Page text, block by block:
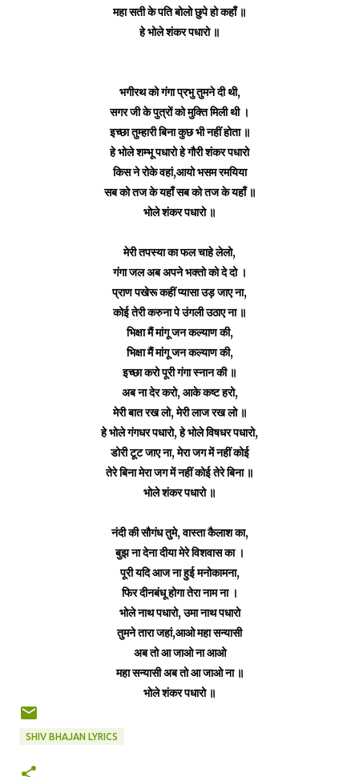
महा सती के पति बोलो छुपे हो कहाँ ॥
हे भोले शंकर पधारो ॥
भगीरथ को गंगा प्रभु तुमने दी थी,
सगर जी के पुत्रों को मुक्ति मिली थी ।
इच्छा तुम्हारी बिना कुछ भी नहीं होता ॥
हे भोले शम्भू पधारो हे गौरी शंकर पधारो
किस ने रोके वहां,आयो भसम रमयिया
सब को तज के यहाँ सब को तज के यहाँ ॥
भोले शंकर पधारो ॥
मेरी तपस्या का फल चाहे लेलो,
गंगा जल अब अपने भक्तो को दे दो ।
प्राण पखेरू कहीं प्यासा उड़ जाए ना,
कोई तेरी करुना पे उंगली उठाए ना ॥
भिक्षा मैं मांगू जन कल्याण की,
भिक्षा मैं मांगू जन कल्याण की,
इच्छा करो पूरी गंगा स्नान की ॥
अब ना देर करो, आके कष्ट हरो,
मेरी बात रख लो, मेरी लाज रख लो ॥
हे भोले गंगधर पधारो, हे भोले विषधर पधारो,
डोरी टूट जाए ना, मेरा जग में नहीं कोई
तेरे बिना मेरा जग में नहीं कोई तेरे बिना ॥
भोले शंकर पधारो ॥
नंदी की सौगंध तुमे, वास्ता कैलाश का,
बुझ ना देना दीया मेरे विशवास का ।
पूरी यदि आज ना हुई मनोकामना,
फिर दीनबंधू होगा तेरा नाम ना ।
भोले नाथ पधारो, उमा नाथ पधारो
तुमने तारा जहां,आओ महा सन्यासी
अब तो आ जाओ ना आओ
महा सन्यासी अब तो आ जाओ ना ॥
भोले शंकर पधारो ॥
SHIV BHAJAN LYRICS